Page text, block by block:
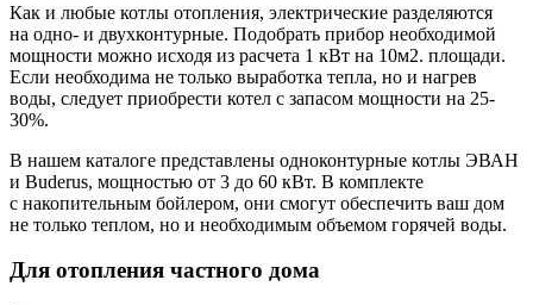
Как и любые котлы отопления, электрические разделяются
на одно- и двухконтурные. Подобрать прибор необходимой
мощности можно исходя из расчета 1 кВт на 10м2. площади.
Если необходима не только выработка тепла, но и нагрев
воды, следует приобрести котел с запасом мощности на 25-
30%.
В нашем каталоге представлены одноконтурные котлы ЭВАН
и Buderus, мощностью от 3 до 60 кВт. В комплекте
с накопительным бойлером, они смогут обеспечить ваш дом
не только теплом, но и необходимым объемом горячей воды.
Для отопления частного дома